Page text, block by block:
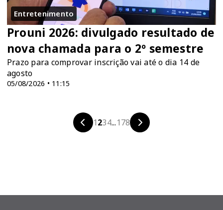
Entretenimento
05/08/2026 • 11:15
Prouni 2026: divulgado resultado de
nova chamada para o 2º semestre
Prazo para comprovar inscrição vai até o dia 14 de
agosto
1234...178